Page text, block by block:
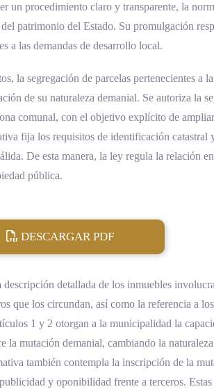
un procedimiento claro y transparente, la
patrimonio del Estado. Su promulgación
a las demandas de desarrollo local.
la segregación de parcelas pertenecientes a
de su naturaleza demanial. Se autoriza la
comunal, con el objetivo explícito de
fija los requisitos de identificación catastral
De esta manera, la ley regula la relación
pública.
DESCARGAR PDF
detallada de los inmuebles
que los circundan, así como la referencia a
1 y 2 otorgan a la municipalidad la
la mutación demanial, cambiando la
también contempla la inscripción de la
y oponibilidad frente a terceros. Estas